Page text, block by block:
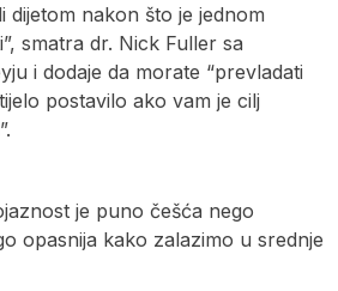
dijetom nakon što je jednom
smatra dr. Nick Fuller sa
i dodaje da morate “prevladati
postavilo ako vam je cilj
je puno češća nego
opasnija kako zalazimo u srednje